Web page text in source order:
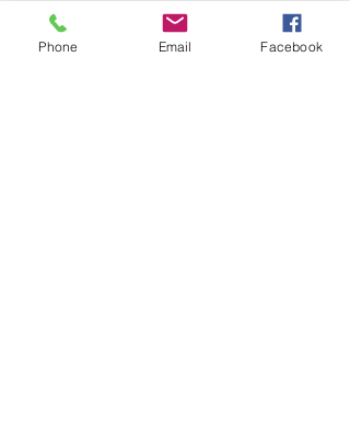
Llamá al:
011-4768-9855
info@angelmbeber.com.ar
Phone Email Facebook